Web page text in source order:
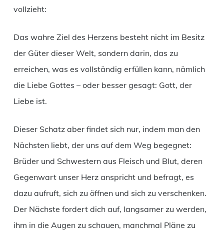
vollzieht:
Das wahre Ziel des Herzens besteht nicht im Besitz
der Güter dieser Welt, sondern darin, das zu
erreichen, was es vollständig erfüllen kann, nämlich
die Liebe Gottes – oder besser gesagt: Gott, der
Liebe ist.
Dieser Schatz aber findet sich nur, indem man den
Nächsten liebt, der uns auf dem Weg begegnet:
Brüder und Schwestern aus Fleisch und Blut, deren
Gegenwart unser Herz anspricht und befragt, es
dazu aufruft, sich zu öffnen und sich zu verschenken.
Der Nächste fordert dich auf, langsamer zu werden,
ihm in die Augen zu schauen, manchmal Pläne zu